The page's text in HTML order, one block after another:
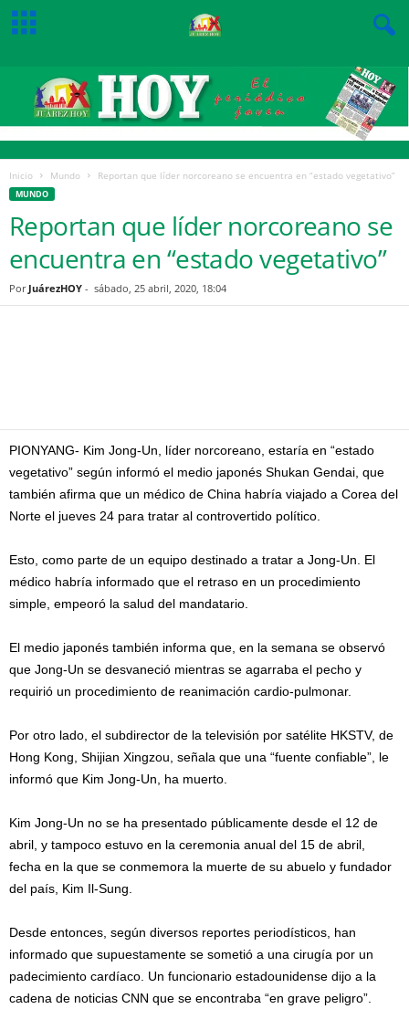
Inicio Mundo Reportan que líder norcoreano se encuentra en “estado vegetativo”
MUNDO
Reportan que líder norcoreano se
encuentra en “estado vegetativo”
Por JuárezHOY - sábado, 25 abril, 2020, 18:04
PIONYANG- Kim Jong-Un, líder norcoreano, estaría en “estado
vegetativo” según informó el medio japonés Shukan Gendai, que
también afirma que un médico de China habría viajado a Corea del
Norte el jueves 24 para tratar al controvertido político.
Esto, como parte de un equipo destinado a tratar a Jong-Un. El
médico habría informado que el retraso en un procedimiento
simple, empeoró la salud del mandatario.
El medio japonés también informa que, en la semana se observó
que Jong-Un se desvaneció mientras se agarraba el pecho y
requirió un procedimiento de reanimación cardio-pulmonar.
Por otro lado, el subdirector de la televisión por satélite HKSTV, de
Hong Kong, Shijian Xingzou, señala que una “fuente confiable”, le
informó que Kim Jong-Un, ha muerto.
Kim Jong-Un no se ha presentado públicamente desde el 12 de
abril, y tampoco estuvo en la ceremonia anual del 15 de abril,
fecha en la que se conmemora la muerte de su abuelo y fundador
del país, Kim Il-Sung.
Desde entonces, según diversos reportes periodísticos, han
informado que supuestamente se sometió a una cirugía por un
padecimiento cardíaco. Un funcionario estadounidense dijo a la
cadena de noticias CNN que se encontraba “en grave peligro”.